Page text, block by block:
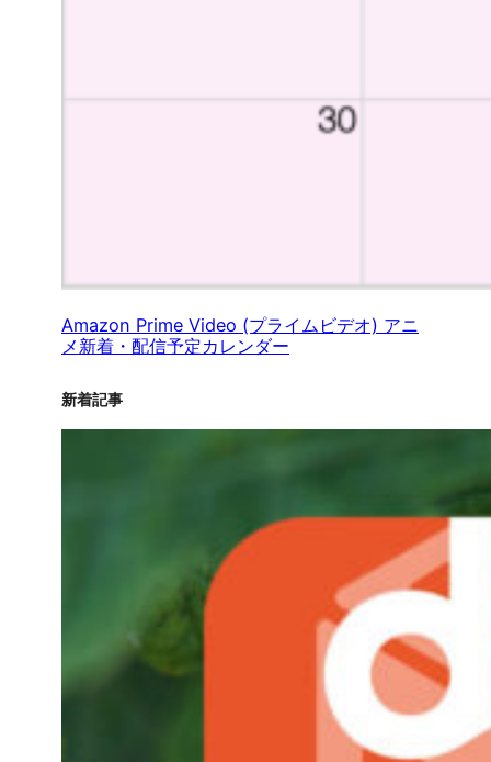
Amazon Prime Video (プライムビデオ) アニ
メ新着・配信予定カレンダー
新着記事